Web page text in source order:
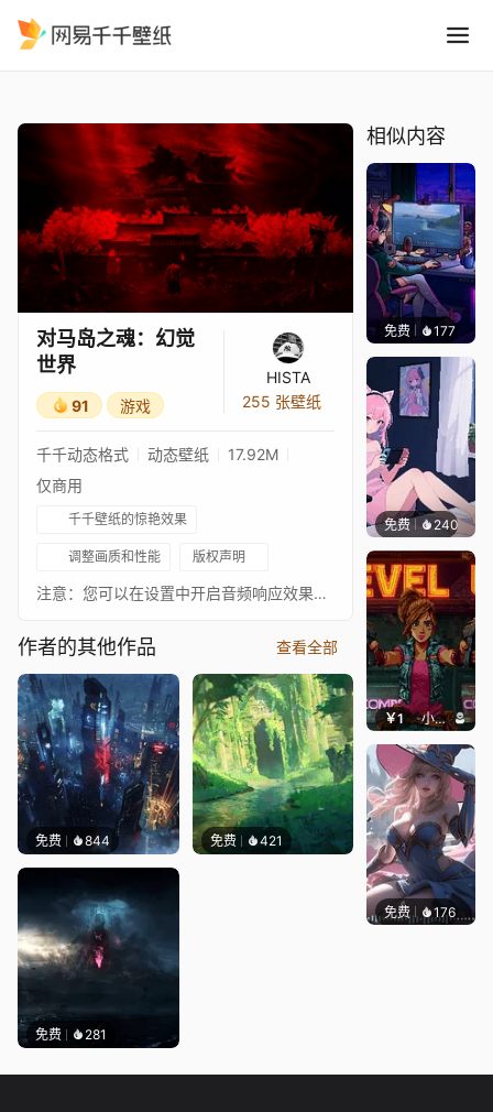
对马岛之魂：幻觉
世界
91 游戏
HISTA
255 张壁纸
千千动态格式 动态壁纸
17.92M
仅商用
千千壁纸的惊艳效果
调整画质和性能 版权声明
注意：您可以在设置中开启音频响应效果。别忘了静音音乐！作者：https://www.artstation.com/ianchiew音乐：Ghost of Tsushima - May Your Death Benefit All Beings联系方式：histaoff@gmail.comFIVERR，立即下单！[www.fiverr.com]壁纸合集
作者的其他作品 查看全部
免费 844 免费 421
免费 281
相似内容
免费 177
免费 240好看
￥1 小鹿子
免费 176｡